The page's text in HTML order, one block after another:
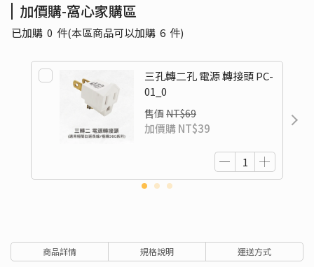
加價購-窩心家購區
已加購 0 件(本區商品可以加購 6 件)
三孔轉二孔 電源 轉接頭 PC-
01_0
售價 NT$69
加價購NT$39
商品詳情 規格說明 運送方式